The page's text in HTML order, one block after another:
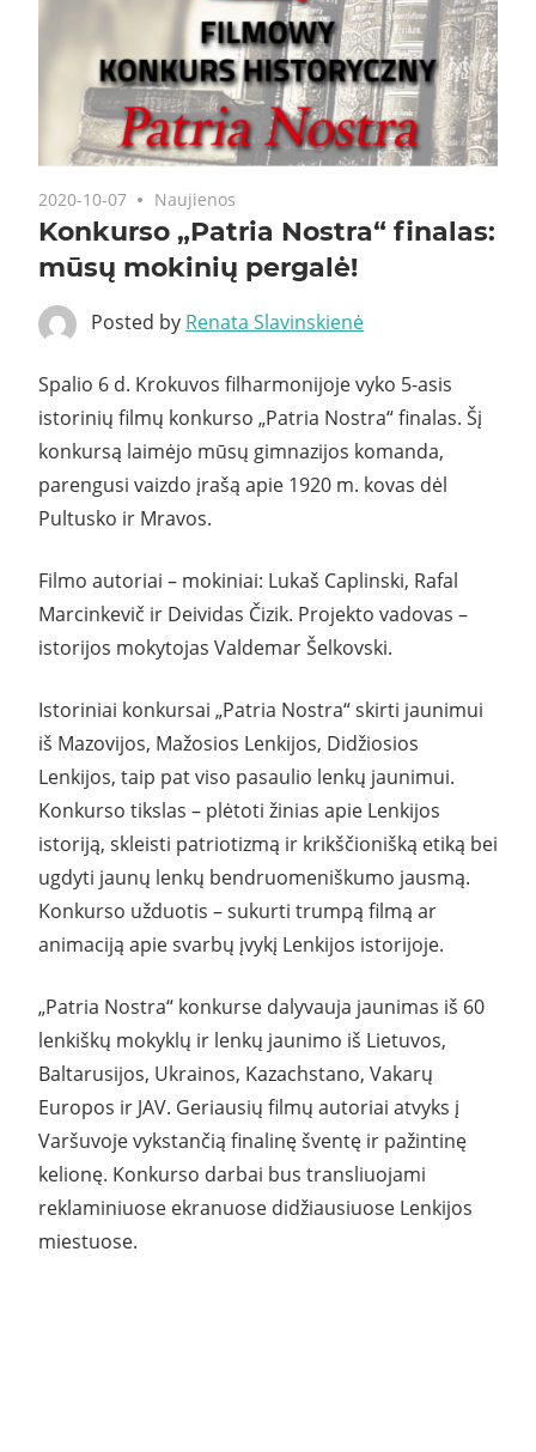
2020-10-07 Naujienos
Konkurso „Patria Nostra“ finalas:
mūsų mokinių pergalė!
Posted by Renata Slavinskienė
Spalio 6 d. Krokuvos filharmonijoje vyko 5-asis
istorinių filmų konkurso „Patria Nostra“ finalas. Šį
konkursą laimėjo mūsų gimnazijos komanda,
parengusi vaizdo įrašą apie 1920 m. kovas dėl
Pultusko ir Mravos.
Filmo autoriai – mokiniai: Lukaš Caplinski, Rafal
Marcinkevič ir Deividas Čizik. Projekto vadovas –
istorijos mokytojas Valdemar Šelkovski.
Istoriniai konkursai „Patria Nostra“ skirti jaunimui
iš Mazovijos, Mažosios Lenkijos, Didžiosios
Lenkijos, taip pat viso pasaulio lenkų jaunimui.
Konkurso tikslas – plėtoti žinias apie Lenkijos
istoriją, skleisti patriotizmą ir krikščionišką etiką bei
ugdyti jaunų lenkų bendruomeniškumo jausmą.
Konkurso užduotis – sukurti trumpą filmą ar
animaciją apie svarbų įvykį Lenkijos istorijoje.
„Patria Nostra“ konkurse dalyvauja jaunimas iš 60
lenkiškų mokyklų ir lenkų jaunimo iš Lietuvos,
Baltarusijos, Ukrainos, Kazachstano, Vakarų
Europos ir JAV. Geriausių filmų autoriai atvyks į
Varšuvoje vykstančią finalinę šventę ir pažintinę
kelionę. Konkurso darbai bus transliuojami
reklaminiuose ekranuose didžiausiuose Lenkijos
miestuose.